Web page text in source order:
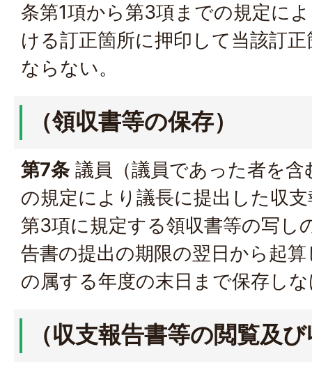
条第1項から第3項までの規定に
ける訂正箇所に押印して当該訂
ならない。
（領収書等の保存）
第7条議員（議員であった者を含
の規定により議長に提出した収
第3項に規定する領収書等の写し
告書の提出の期限の翌日から起
の属する年度の末日まで保存し
（収支報告書等の閲覧及